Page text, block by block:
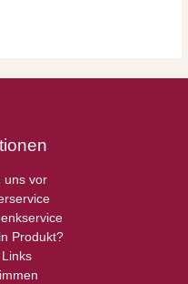
uns vor
Produkt?